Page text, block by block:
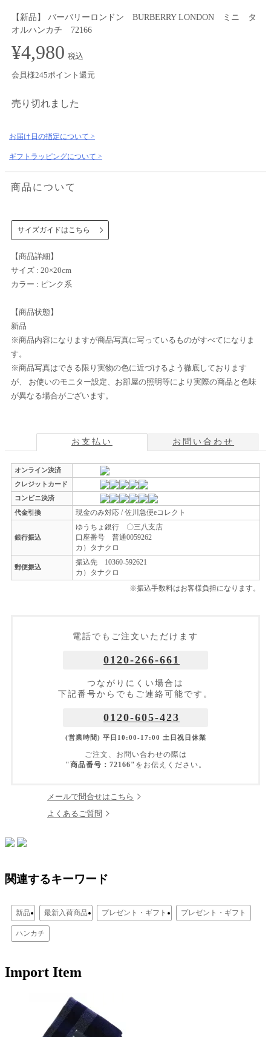
【新品】 バーバリーロンドン BURBERRY LONDON ミニ タ
オルハンカチ 72166
¥4,980 税込
会員様245ポイント還元
売り切れました
お届け日の指定について >
ギフトラッピングについて >
商品について
サイズガイドはこちら
【商品詳細】
サイズ : 20×20cm
カラー : ピンク系
【商品状態】
新品
※商品内容になりますが商品写真に写っているものがすべてになりま
す。
※商品写真はできる限り実物の色に近づけるよう徹底しております
が、 お使いのモニター設定、お部屋の照明等により実際の商品と色味
が異なる場合がございます。
お支払い お問い合わせ
オンライン決済
クレジットカード
コンビニ決済
代金引換
現金のみ対応 / 佐川急便eコレクト
銀行振込
ゆうちょ銀行 〇三八支店
口座番号 普通0059262
カ）タナクロ
郵便振込
振込先 10360-592621
カ）タナクロ
※振込手数料はお客様負担になります。
電話でもご注文いただけます
0120-266-661
つながりにくい場合は
下記番号からでもご連絡可能です。
0120-605-423
(営業時間) 平日10:00-17:00 土日祝日休業
ご注文、お問い合わせの際は
"商品番号：72166" をお伝えください。
メールで問合せはこちら
よくあるご質問
関連するキーワード
新品 最新入荷商品 プレゼント・ギフト プレゼント・ギフト
ハンカチ
Import Item